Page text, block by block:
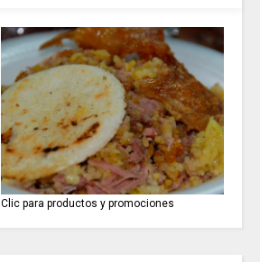
Clic para productos y promociones